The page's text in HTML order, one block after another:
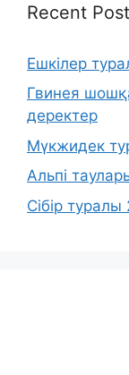
Recent
Ешкілер
Гвинея
деректер
Мүкжидек
Альпі
Сібір